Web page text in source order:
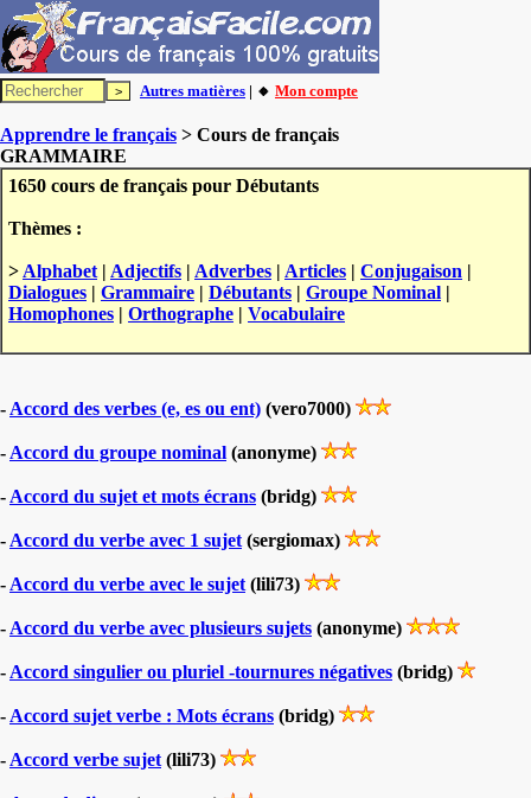
Autres matières | 🔸 Mon compte
Apprendre le français > Cours de français
GRAMMAIRE
1650 cours de français pour Débutants
Thèmes :
> Alphabet | Adjectifs | Adverbes | Articles | Conjugaison |
Dialogues | Grammaire | Débutants | Groupe Nominal |
Homophones | Orthographe | Vocabulaire
- Accord des verbes (e, es ou ent) (vero7000)
- Accord du groupe nominal (anonyme)
- Accord du sujet et mots écrans (bridg)
- Accord du verbe avec 1 sujet (sergiomax)
- Accord du verbe avec le sujet (lili73)
- Accord du verbe avec plusieurs sujets (anonyme)
- Accord singulier ou pluriel -tournures négatives (bridg)
- Accord sujet verbe : Mots écrans (bridg)
- Accord verbe sujet (lili73)